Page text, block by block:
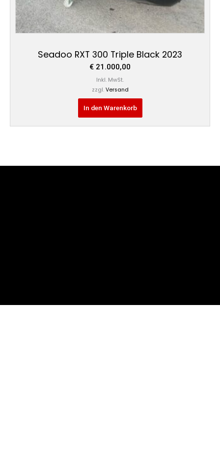
Seadoo RXT 300 Triple Black 2023
€ 21.000,00
Inkl. MwSt.
zzgl. Versand
In den Warenkorb